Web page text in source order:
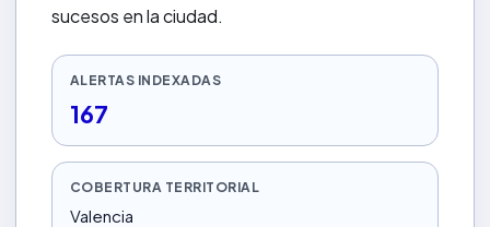
sucesos en la ciudad.
ALERTAS INDEXADAS
167
COBERTURA TERRITORIAL
Valencia